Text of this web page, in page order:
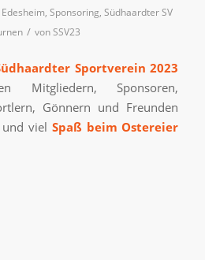
Edesheim, Sponsoring, Südhaardter SV
/ vonSSV23
Sportverein 2023
Sponsoren,
Gönnern und Freunden
und viel Spaß beim Ostereier